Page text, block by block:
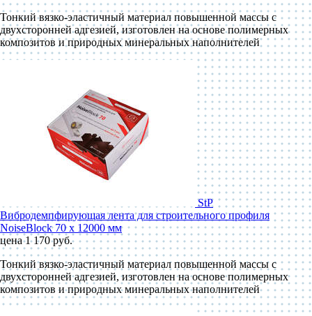
Тонкий вязко-эластичный материал повышенной массы с
двухсторонней адгезией, изготовлен на основе полимерных
композитов и природных минеральных наполнителей
StP
Вибродемпфирующая лента для строительного профиля
NoiseBlock 70 x 12000 мм
цена 1 170 руб.
Тонкий вязко-эластичный материал повышенной массы с
двухсторонней адгезией, изготовлен на основе полимерных
композитов и природных минеральных наполнителей